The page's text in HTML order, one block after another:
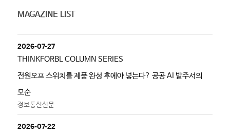
MAGAZINE LIST
2026-07-27
THINKFORBL COLUMN SERIES
전원오프 스위치를 제품 완성 후에야 넣는다? 공공 AI 발주서의
모순
정보통신신문
2026-07-22